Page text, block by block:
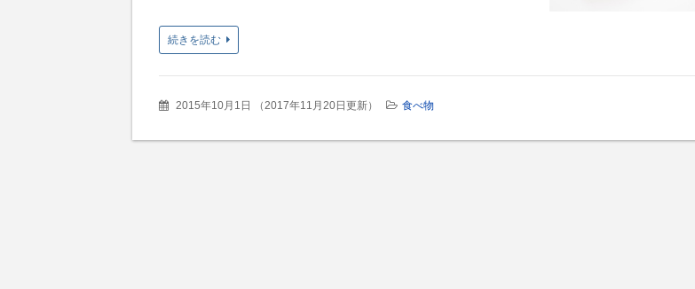
続きを読む
2015年10月1日 （2017年11月20日更新） 食べ物